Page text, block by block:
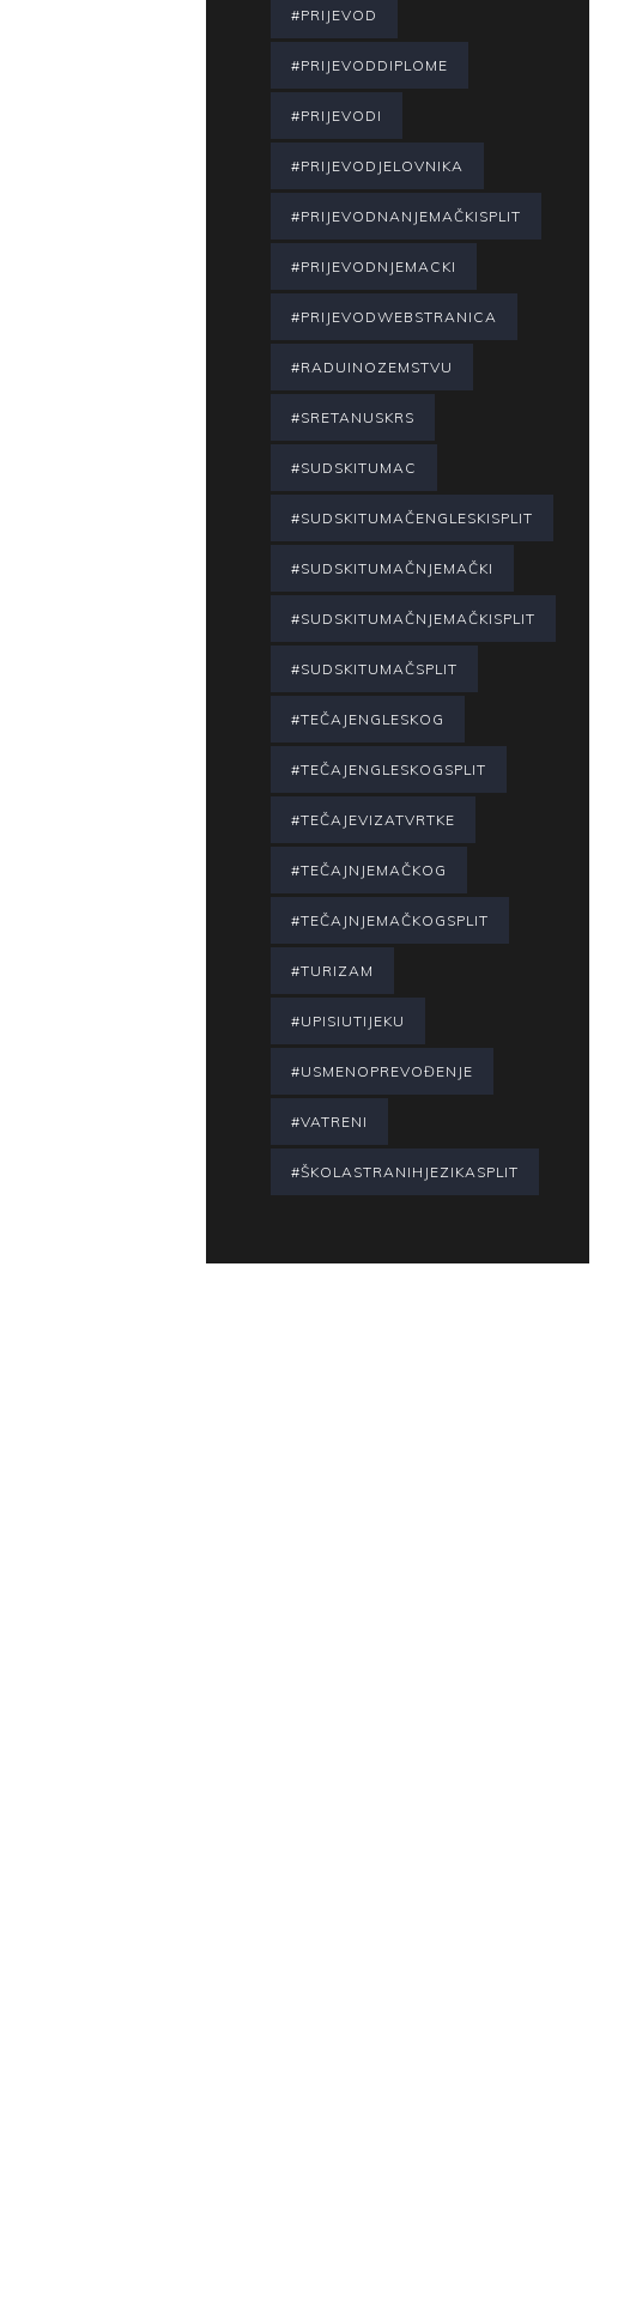
#PRIJEVOD
#PRIJEVODDIPLOME
#PRIJEVODI
#PRIJEVODJELOVNIKA
#PRIJEVODNANJEMAČKISPLIT
#PRIJEVODNJEMACKI
#PRIJEVODWEBSTRANICA
#RADUINOZEMSTVU
#SRETANUSKRS
#SUDSKITUMAC
#SUDSKITUMAČENGLESKISPLIT
#SUDSKITUMAČNJEMAČKI
#SUDSKITUMAČNJEMAČKISPLIT
#SUDSKITUMAČSPLIT
#TEČAJENGLESKOG
#TEČAJENGLESKOGSPLIT
#TEČAJEVIZATVRTKE
#TEČAJNJEMAČKOG
#TEČAJNJEMAČKOGSPLIT
#TURIZAM
#UPISIUTIJEKU
#USMENOPREVOĐENJE
#VATRENI
#ŠKOLASTRANIHJEZIKASPLIT